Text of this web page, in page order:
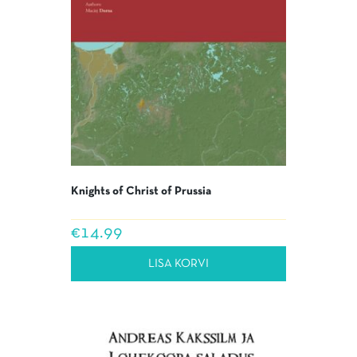
Knights of Christ of Prussia
€14.99
LISA KORVI